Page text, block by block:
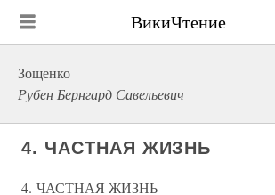
ВикиЧтение
Зощенко
Рубен Бернгард Савельевич
4. ЧАСТНАЯ ЖИЗНЬ
4. ЧАСТНАЯ ЖИЗНЬ